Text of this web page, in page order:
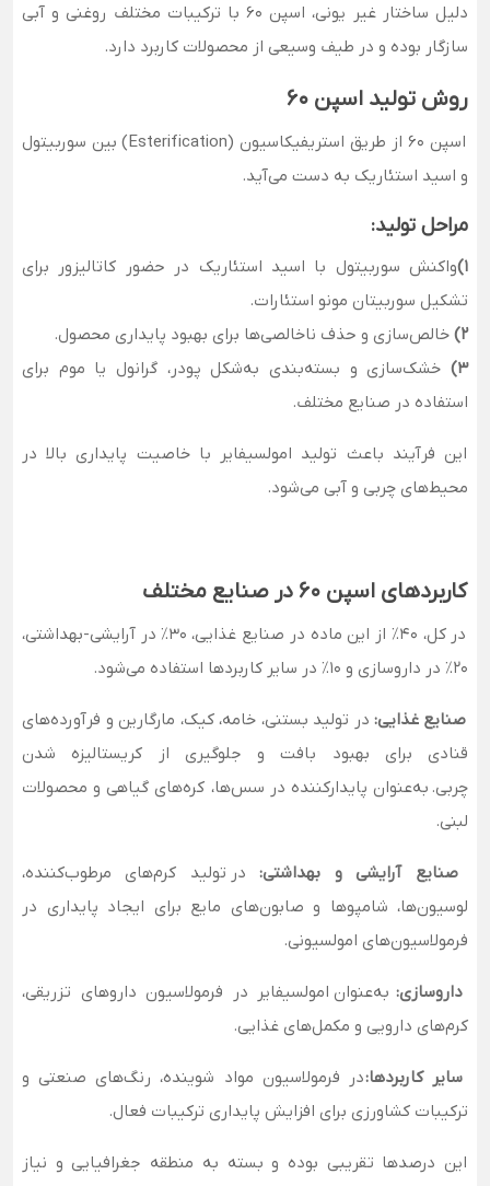
دلیل ساختار غیر یونی، اسپن ۶۰ با ترکیبات مختلف روغنی و آبی
سازگار بوده و در طیف وسیعی از محصولات کاربرد دارد.
روش تولید اسپن ۶۰
اسپن ۶۰ از طریق استریفیکاسیون (Esterification) بین سوربیتول
و اسید استئاریک به دست می‌آید.
مراحل تولید:
1) واکنش سوربیتول با اسید استئاریک در حضور کاتالیزور برای
تشکیل سوربیتان مونو استئارات.
2) خالص‌سازی و حذف ناخالصی‌ها برای بهبود پایداری محصول.
3)
خشک‌سازی و بسته‌بندی به‌شکل پودر، گرانول یا موم برای
استفاده در صنایع مختلف.
این فرآیند باعث تولید امولسیفایر با خاصیت پایداری بالا در
محیط‌های چربی و آبی می‌شود.
کاربردهای اسپن ۶۰ در صنایع مختلف
در کل، 40٪ از این ماده در صنایع غذایی، 30٪ در آرایشی-بهداشتی،
20٪ در داروسازی و 10٪ در سایر کاربردها استفاده می‌شود.
صنایع غذایی: در تولید بستنی، خامه، کیک، مارگارین و فرآورده‌های
قنادی برای بهبود بافت و جلوگیری از کریستالیزه شدن
چربی. به‌عنوان پایدارکننده در سس‌ها، کره‌های گیاهی و محصولات
لبنی.
صنایع آرایشی و بهداشتی: در تولید کرم‌های مرطوب‌کننده،
لوسیون‌ها، شامپوها و صابون‌های مایع برای ایجاد پایداری در
فرمولاسیون‌های امولسیونی.
داروسازی: به‌عنوان امولسیفایر در فرمولاسیون داروهای تزریقی،
کرم‌های دارویی و مکمل‌های غذایی.
سایر کاربردها:در فرمولاسیون مواد شوینده، رنگ‌های صنعتی و
ترکیبات کشاورزی برای افزایش پایداری ترکیبات فعال.
این درصدها تقریبی بوده و بسته به منطقه جغرافیایی و نیاز